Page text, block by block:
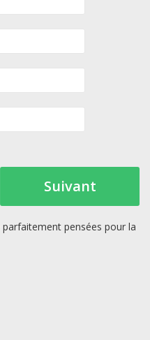
Suivant
parfaitement pensées pour la